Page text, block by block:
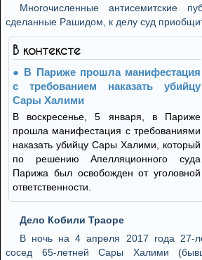
Многочисленные антисемитские
сделанные Рашидом, к делу суд
В контексте
В Париже прошла манифестация
с требованием наказать убийцу
Сары Халими
В воскресенье, 5 января, в Париже
прошла манифестация с требованиями
наказать убийцу Сары Халими, который
по решению Апелляционного суда
Парижа был освобожден от уголовной
ответственности.
Дело Кобили Траоре
В ночь на 4 апреля 2017 года 27-
сосед 65-летней Сары Халими